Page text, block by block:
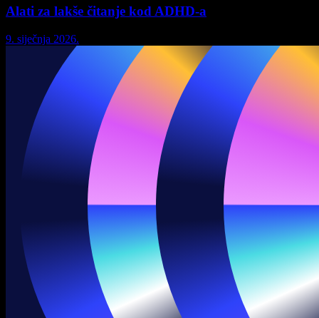
Alati za lakše čitanje kod ADHD-a
9. siječnja 2026.